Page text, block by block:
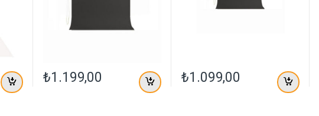
₺1.199,00 ₺1.099,00